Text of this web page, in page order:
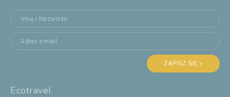
ZAPISZ SIĘ >
Ecotravel